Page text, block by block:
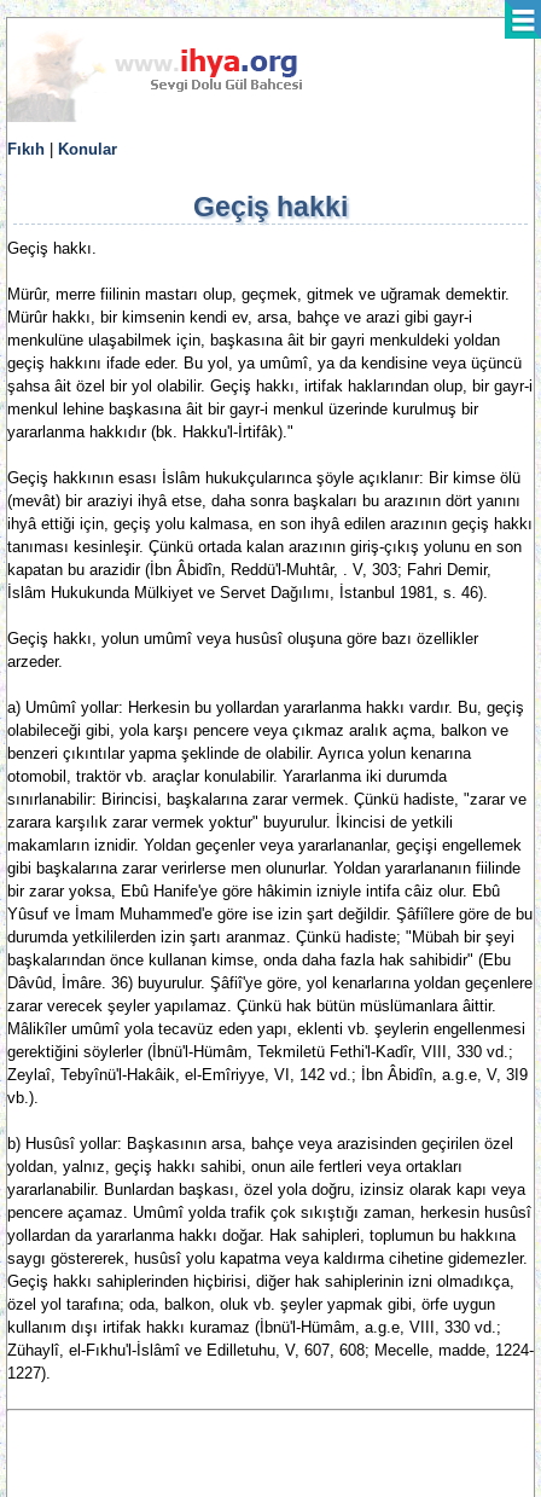
Fıkıh Konular
Geçiş hakki
Geçiş hakkı.
Mürûr, merre fiilinin mastarı olup, geçmek, gitmek ve uğramak demektir.
Mürûr hakkı, bir kimsenin kendi ev, arsa, bahçe ve arazi gibi gayr-i
menkulüne ulaşabilmek için, başkasına âit bir gayri menkuldeki yoldan
geçiş hakkını ifade eder. Bu yol, ya umûmî, ya da kendisine veya üçüncü
şahsa âit özel bir yol olabilir. Geçiş hakkı, irtifak haklarından olup, bir gayr-i
menkul lehine başkasına âit bir gayr-i menkul üzerinde kurulmuş bir
yararlanma hakkıdır (bk. Hakku'l-İrtifâk)."
Geçiş hakkının esası İslâm hukukçularınca şöyle açıklanır: Bir kimse ölü
(mevât) bir araziyi ihyâ etse, daha sonra başkaları bu arazının dört yanını
ihyâ ettiği için, geçiş yolu kalmasa, en son ihyâ edilen arazının geçiş hakkı
tanıması kesinleşir. Çünkü ortada kalan arazının giriş-çıkış yolunu en son
kapatan bu arazidir (İbn Âbidîn, Reddü'l-Muhtâr, . V, 303; Fahri Demir,
İslâm Hukukunda Mülkiyet ve Servet Dağılımı, İstanbul 1981, s. 46).
Geçiş hakkı, yolun umûmî veya husûsî oluşuna göre bazı özellikler
arzeder.
a) Umûmî yollar: Herkesin bu yollardan yararlanma hakkı vardır. Bu, geçiş
olabileceği gibi, yola karşı pencere veya çıkmaz aralık açma, balkon ve
benzeri çıkıntılar yapma şeklinde de olabilir. Ayrıca yolun kenarına
otomobil, traktör vb. araçlar konulabilir. Yararlanma iki durumda
sınırlanabilir: Birincisi, başkalarına zarar vermek. Çünkü hadiste, "zarar ve
zarara karşılık zarar vermek yoktur" buyurulur. İkincisi de yetkili
makamların iznidir. Yoldan geçenler veya yararlananlar, geçişi engellemek
gibi başkalarına zarar verirlerse men olunurlar. Yoldan yararlananın fiilinde
bir zarar yoksa, Ebû Hanife'ye göre hâkimin izniyle intifa câiz olur. Ebû
Yûsuf ve İmam Muhammed'e göre ise izin şart değildir. Şâfiîlere göre de bu
durumda yetkililerden izin şartı aranmaz. Çünkü hadiste; "Mübah bir şeyi
başkalarından önce kullanan kimse, onda daha fazla hak sahibidir" (Ebu
Dâvûd, İmâre. 36) buyurulur. Şâfiî'ye göre, yol kenarlarına yoldan geçenlere
zarar verecek şeyler yapılamaz. Çünkü hak bütün müslümanlara âittir.
Mâlikîler umûmî yola tecavüz eden yapı, eklenti vb. şeylerin engellenmesi
gerektiğini söylerler (İbnü'l-Hümâm, Tekmiletü Fethi'l-Kadîr, VIII, 330 vd.;
Zeylaî, Tebyînü'l-Hakâik, el-Emîriyye, VI, 142 vd.; İbn Âbidîn, a.g.e, V, 3I9
vb.).
b) Husûsî yollar: Başkasının arsa, bahçe veya arazisinden geçirilen özel
yoldan, yalnız, geçiş hakkı sahibi, onun aile fertleri veya ortakları
yararlanabilir. Bunlardan başkası, özel yola doğru, izinsiz olarak kapı veya
pencere açamaz. Umûmî yolda trafik çok sıkıştığı zaman, herkesin husûsî
yollardan da yararlanma hakkı doğar. Hak sahipleri, toplumun bu hakkına
saygı göstererek, husûsî yolu kapatma veya kaldırma cihetine gidemezler.
Geçiş hakkı sahiplerinden hiçbirisi, diğer hak sahiplerinin izni olmadıkça,
özel yol tarafına; oda, balkon, oluk vb. şeyler yapmak gibi, örfe uygun
kullanım dışı irtifak hakkı kuramaz (İbnü'l-Hümâm, a.g.e, VIII, 330 vd.;
Zühaylî, el-Fıkhu'l-İslâmî ve Edilletuhu, V, 607, 608; Mecelle, madde, 1224-
1227).